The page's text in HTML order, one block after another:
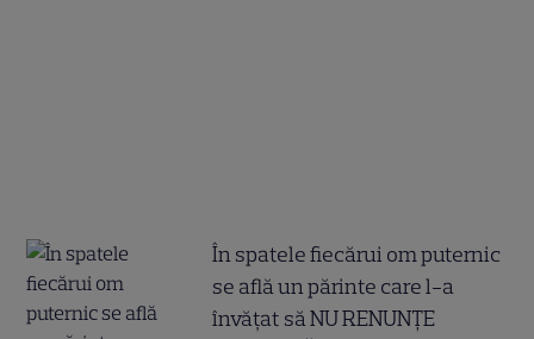
În spatele fiecărui om puternic
se află un părinte care l-a
învățat să NU RENUNȚE